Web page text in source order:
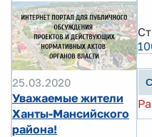
25.03.2020
Уважаемые жители
Ханты-Мансийского
района!